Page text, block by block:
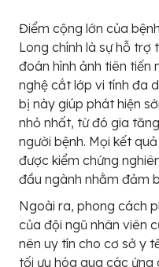
Điểm cộng lớn của
Long chính là sự hỗ trợ
đoán hình ảnh tiên tiến
nghệ cắt lớp vi tính đa
bị này giúp phát hiện
nhỏ nhất, từ đó gia
người bệnh. Mọi kết
được kiểm chứng
đầu ngành nhằm đảm
Ngoài ra, phong cách
của đội ngũ nhân viên
nên uy tín cho cơ sở y
tối ưu hóa qua các